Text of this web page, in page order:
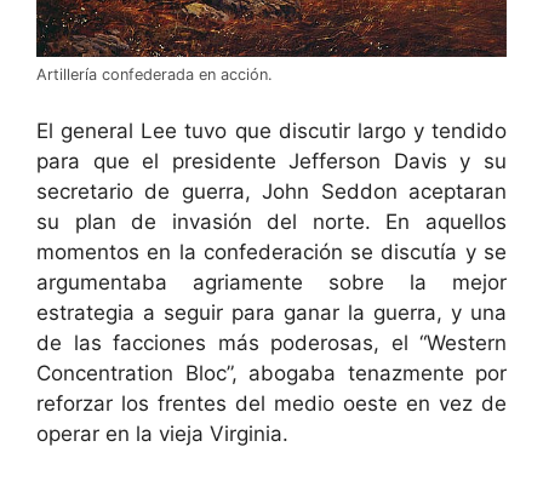
Artillería confederada en acción.
El general Lee tuvo que discutir largo y tendido
para que el presidente Jefferson Davis y su
secretario de guerra, John Seddon aceptaran
su plan de invasión del norte. En aquellos
momentos en la confederación se discutía y se
argumentaba agriamente sobre la mejor
estrategia a seguir para ganar la guerra, y una
de las facciones más poderosas, el “Western
Concentration Bloc”, abogaba tenazmente por
reforzar los frentes del medio oeste en vez de
operar en la vieja Virginia.